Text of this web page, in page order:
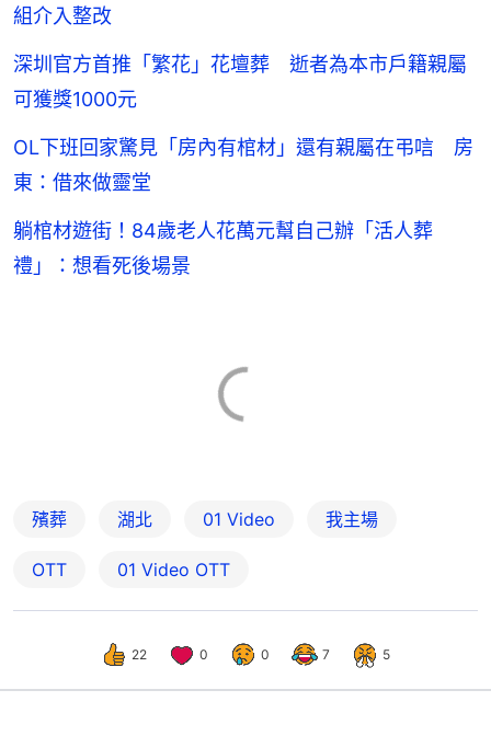
組介入整改
深圳官方首推「繁花」花壇葬 逝者為本市戶籍親屬
可獲獎1000元
OL下班回家驚見「房內有棺材」還有親屬在弔唁 房
東：借來做靈堂
躺棺材遊街！84歲老人花萬元幫自己辦「活人葬
禮」：想看死後場景
殯葬 湖北 01 Video 我主場
OTT 01‌ ‌Video‌ ‌OTT
22 0 0 7 5